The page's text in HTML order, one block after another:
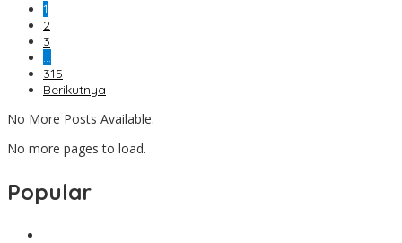
1
2
3
…
315
Berikutnya
No More Posts Available.
No more pages to load.
Popular